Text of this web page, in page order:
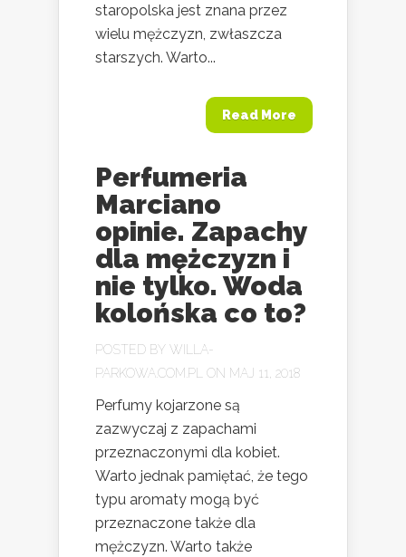
staropolska jest znana przez
wielu mężczyzn, zwłaszcza
starszych. Warto...
Read More
Perfumeria
Marciano
opinie. Zapachy
dla mężczyzn i
nie tylko. Woda
kolońska co to?
POSTED BY WILLA-
PARKOWA.COM.PL
ON MAJ 11, 2018
Perfumy kojarzone są
zazwyczaj z zapachami
przeznaczonymi dla kobiet.
Warto jednak pamiętać, że tego
typu aromaty mogą być
przeznaczone także dla
mężczyzn. Warto także